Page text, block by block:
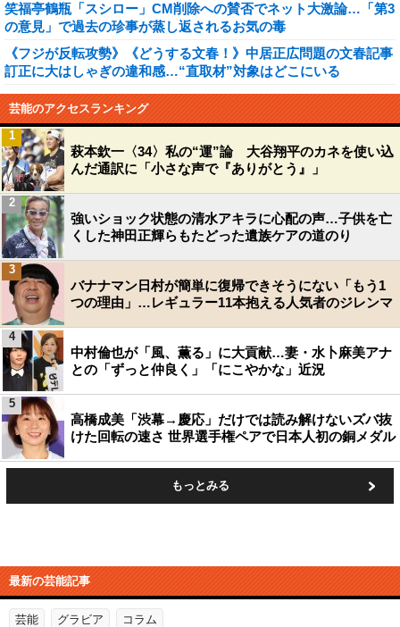
笑福亭鶴瓶「スシロー」CM削除への賛否でネット大激論…「第3
の意見」で過去の珍事が蒸し返されるお気の毒
《フジが反転攻勢》《どうする文春！》中居正広問題の文春記事
訂正に大はしゃぎの違和感…“直取材”対象はどこにいる
芸能のアクセスランキング
萩本欽一〈34〉私の“運”論 大谷翔平のカネを使い込
んだ通訳に「小さな声で『ありがとう』」
1
強いショック状態の清水アキラに心配の声…子供を亡
くした神田正輝らもたどった遺族ケアの道のり
2
バナナマン日村が簡単に復帰できそうにない「もう1
つの理由」…レギュラー11本抱える人気者のジレンマ
3
中村倫也が「風、薫る」に大貢献…妻・水卜麻美アナ
との「ずっと仲良く」「にこやかな」近況
4
高橋成美「渋幕→慶応」だけでは読み解けないズバ抜
けた回転の速さ 世界選手権ペアで日本人初の銅メダル
5
もっとみる
最新の芸能記事
芸能 グラビア コラム